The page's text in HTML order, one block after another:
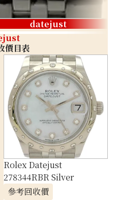
datejust
價目表
Rolex Datejust
278344RBR Silver
參考回收價